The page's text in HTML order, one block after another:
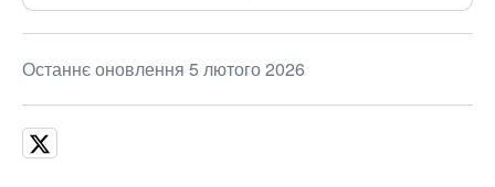
Останнє оновлення 5 лютого 2026